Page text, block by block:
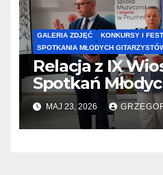
GALERIA ZDJĘĆ
KONKURSY I
SPOTKANIA MŁODYCH
Relacja z IX
Spotkań
w Pruchniku –
MAJ 23, 2026